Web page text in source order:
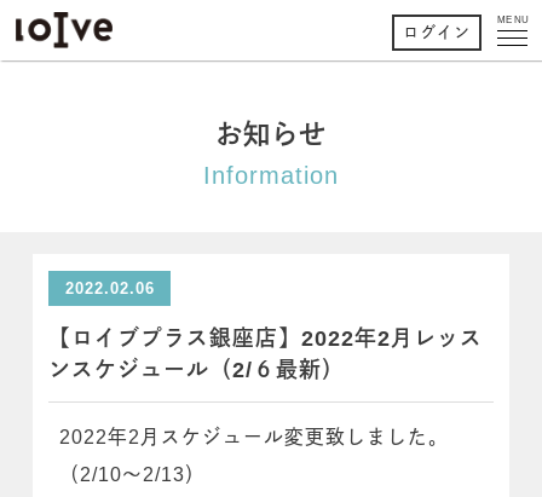
MENU
ログイン
お知らせ
Information
2022.02.06
【ロイブプラス銀座店】2022年2月レッス
ンスケジュール（2/６最新）
2022年2月スケジュール変更致しました。
（2/10～2/13）